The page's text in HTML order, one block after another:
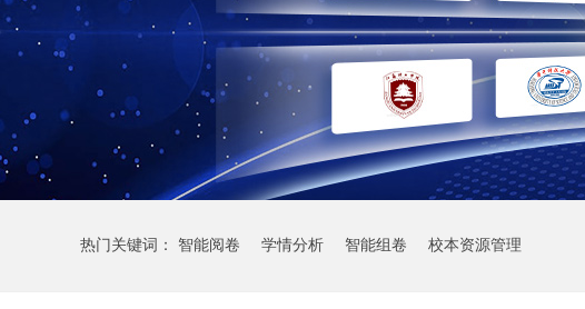
热门关键词： 智能阅卷 学情分析 智能组卷 校本资源管理